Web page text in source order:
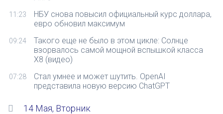
11:23
НБУ снова повысил официальный курс доллара,
евро обновил максимум
09:24
Такого еще не было в этом цикле: Солнце
взорвалось самой мощной вспышкой класса
Х8 (видео)
07:28
Стал умнее и может шутить. OpenAI
представила новую версию ChatGPT
14 Мая, Вторник